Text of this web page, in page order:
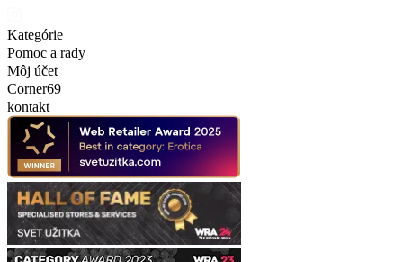
Kategórie
Pomoc a rady
Môj účet
Corner69
kontakt